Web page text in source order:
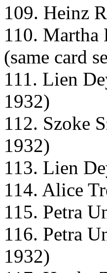
109. Heinz
110. Martha
(same card
111. Lien
1932)
112. Szoke
1932)
113. Lien
114. Alice
115. Petra
116. Petra
1932)